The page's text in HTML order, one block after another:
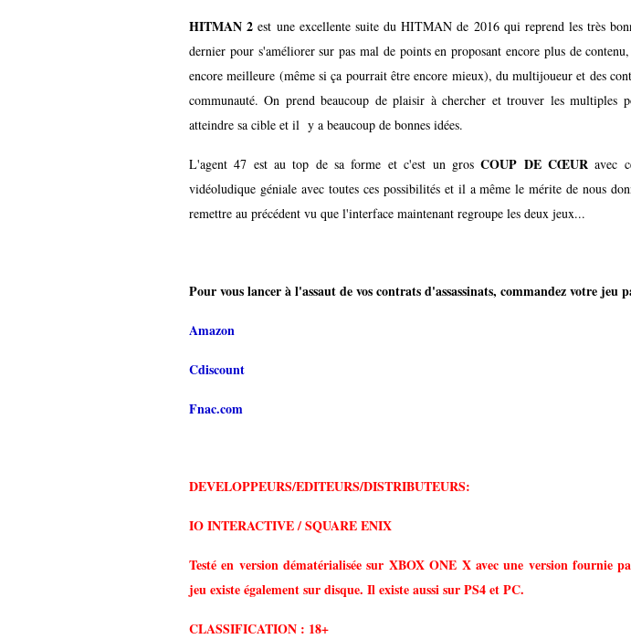
HITMAN 2est une excellente suite du HITMAN de 2016 qui reprend les très
dernier pour s'améliorer sur pas mal de points en proposant encore plus de
encore meilleure (même si ça pourrait être encore mieux), du multijoueur et des
communauté. On prend beaucoup de plaisir à chercher et trouver les multiples
atteindre sa cible et il y a beaucoup de bonnes idées.
L'agent 47 est au top de sa forme et c'est un grosCOUP DE CŒURavec
vidéoludique géniale avec toutes ces possibilités et il a même le mérite de nous
remettre au précédent vu que l'interface maintenant regroupe les deux jeux...
Pour vous lancer à l'assaut de vos contrats d'assassinats, commandez votre jeu
Amazon
Cdiscount
Fnac.com
DEVELOPPEURS/EDITEURS/DISTRIBUTEURS:
IO INTERACTIVE / SQUARE ENIX
Testé en version dématérialisée sur XBOX ONE X avec une version fournie
jeu existe également sur disque. Il existe aussi sur PS4 et PC.
CLASSIFICATION : 18+